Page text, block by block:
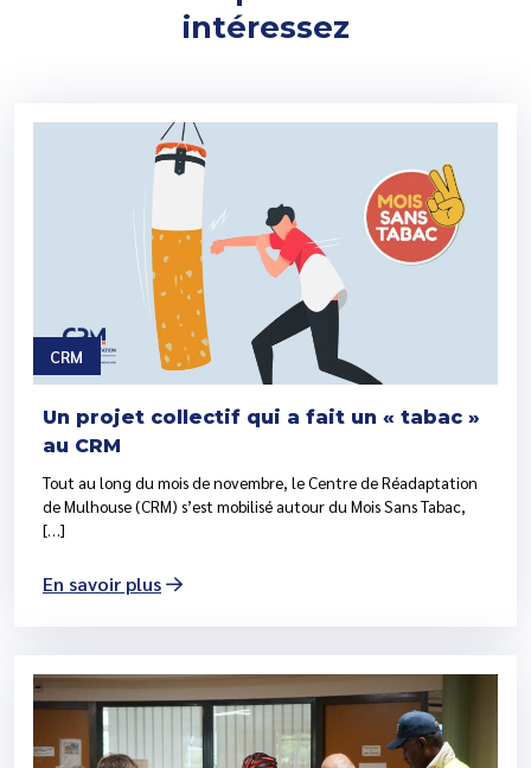
intéressez
CRM
Un projet collectif qui a fait un « tabac »
au CRM
Tout au long du mois de novembre, le Centre de Réadaptation
de Mulhouse (CRM) s’est mobilisé autour du Mois Sans Tabac,
[…]
En savoir plus